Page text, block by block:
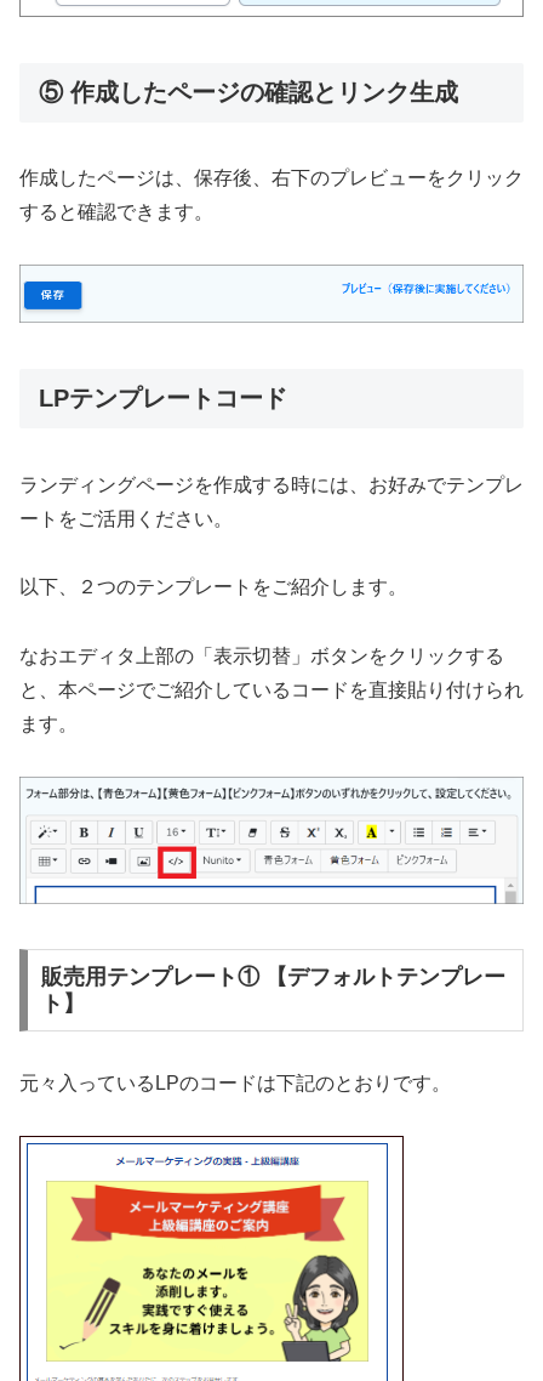
⑤ 作成したページの確認とリンク生成
作成したページは、保存後、右下のプレビューをクリック
すると確認できます。
LPテンプレートコード
ランディングページを作成する時には、お好みでテンプレ
ートをご活用ください。
以下、２つのテンプレートをご紹介します。
なおエディタ上部の「表示切替」ボタンをクリックする
と、本ページでご紹介しているコードを直接貼り付けられ
ます。
販売用テンプレート① 【デフォルトテンプレー
ト】
元々入っているLPのコードは下記のとおりです。